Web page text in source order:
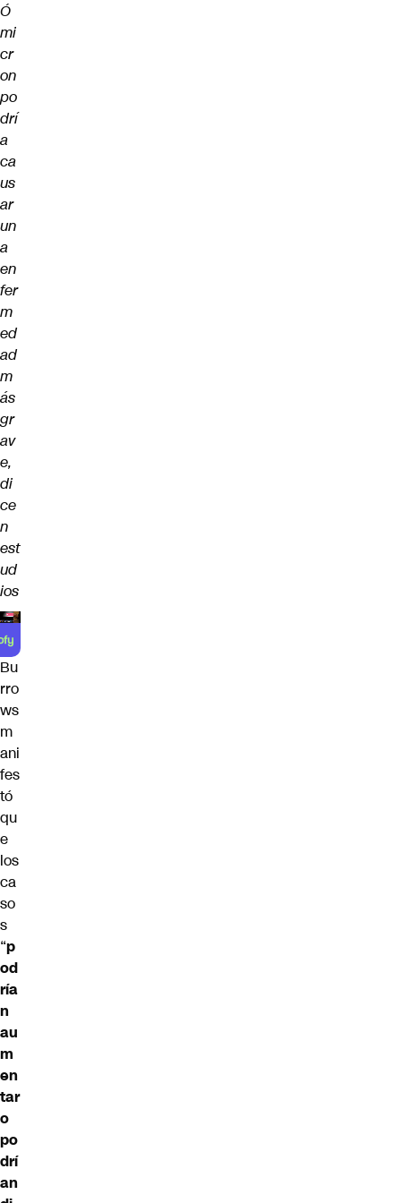
Ó
mi
cr
on
po
drí
a
ca
us
ar
un
a
en
fer
m
ed
ad
m
ás
gr
av
e,
di
ce
n
est
ud
ios
Bu
rro
ws
m
ani
fes
tó
qu
e
los
ca
so
s
“p
od
ría
n
au
m
en
tar
o
po
drí
an